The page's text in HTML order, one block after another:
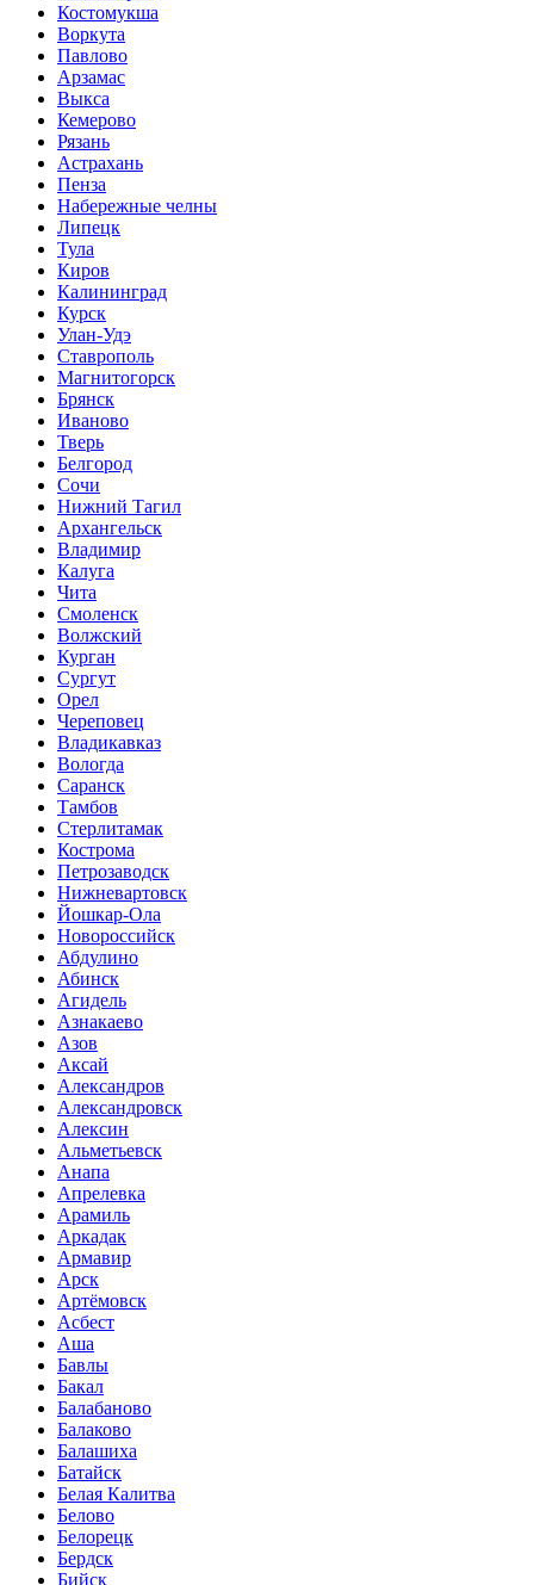
Костомукша
Воркута
Павлово
Арзамас
Выкса
Кемерово
Рязань
Астрахань
Пенза
Набережные челны
Липецк
Тула
Киров
Калининград
Курск
Улан-Удэ
Ставрополь
Магнитогорск
Брянск
Иваново
Тверь
Белгород
Сочи
Нижний Тагил
Архангельск
Владимир
Калуга
Чита
Смоленск
Волжский
Курган
Сургут
Орел
Череповец
Владикавказ
Вологда
Саранск
Тамбов
Стерлитамак
Кострома
Петрозаводск
Нижневартовск
Йошкар-Ола
Новороссийск
Абдулино
Абинск
Агидель
Азнакаево
Азов
Аксай
Александров
Александровск
Алексин
Альметьевск
Анапа
Апрелевка
Арамиль
Аркадак
Армавир
Арск
Артёмовск
Асбест
Аша
Бавлы
Бакал
Балабаново
Балаково
Балашиха
Батайск
Белая Калитва
Белово
Белорецк
Бердск
Бийск